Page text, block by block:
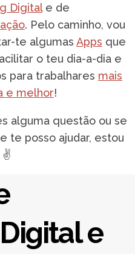
Digitale de
. Pelo caminho, vou
te algumas Apps que
o teu dia-a-dia e
para trabalhares mais
e melhor!
alguma questão ou se
te posso ajudar, estou
✌️
e